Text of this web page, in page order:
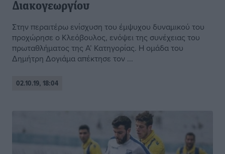
Διακογεωργίου
Στην περαιτέρω ενίσχυση του έμψυχου δυναμικού του
προχώρησε ο Κλεόβουλος, ενόψει της συνέχειας του
πρωταθλήματος της Α’ Κατηγορίας. Η ομάδα του
Δημήτρη Δογιάμα απέκτησε τον ...
02.10.19, 18:04